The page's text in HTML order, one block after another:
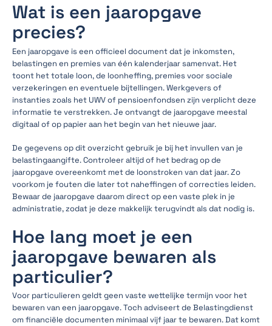
Wat is een jaaropgave
precies?
Een jaaropgave is een officieel document dat je inkomsten,
belastingen en premies van één kalenderjaar samenvat. Het
toont het totale loon, de loonheffing, premies voor sociale
verzekeringen en eventuele bijtellingen. Werkgevers of
instanties zoals het UWV of pensioenfondsen zijn verplicht deze
informatie te verstrekken. Je ontvangt de jaaropgave meestal
digitaal of op papier aan het begin van het nieuwe jaar.
De gegevens op dit overzicht gebruik je bij het invullen van je
belastingaangifte. Controleer altijd of het bedrag op de
jaaropgave overeenkomt met de loonstroken van dat jaar. Zo
voorkom je fouten die later tot naheffingen of correcties leiden.
Bewaar de jaaropgave daarom direct op een vaste plek in je
administratie, zodat je deze makkelijk terugvindt als dat nodig is.
Hoe lang moet je een
jaaropgave bewaren als
particulier?
Voor particulieren geldt geen vaste wettelijke termijn voor het
bewaren van een jaaropgave. Toch adviseert de Belastingdienst
om financiële documenten minimaal vijf jaar te bewaren. Dat komt